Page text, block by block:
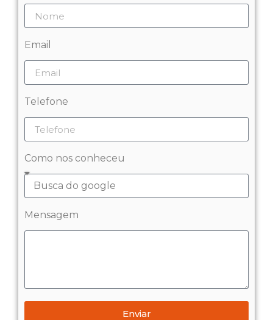
Email
Telefone
Como nos conheceu
Mensagem
Enviar